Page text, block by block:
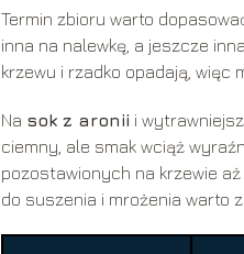
Termin zbioru warto
inna na nalewkę, a jeszcze
krzewu i rzadko opadają, więc
Na sok z aronii i
ciemny, ale smak wciąż
pozostawionych na krzewie
do suszenia i mrożenia warto